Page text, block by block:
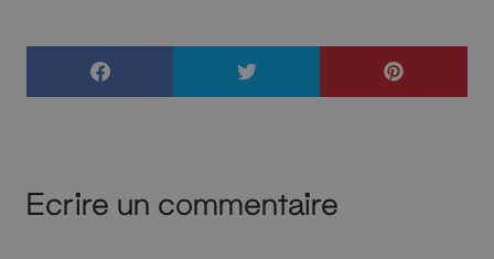
Ecrire un commentaire